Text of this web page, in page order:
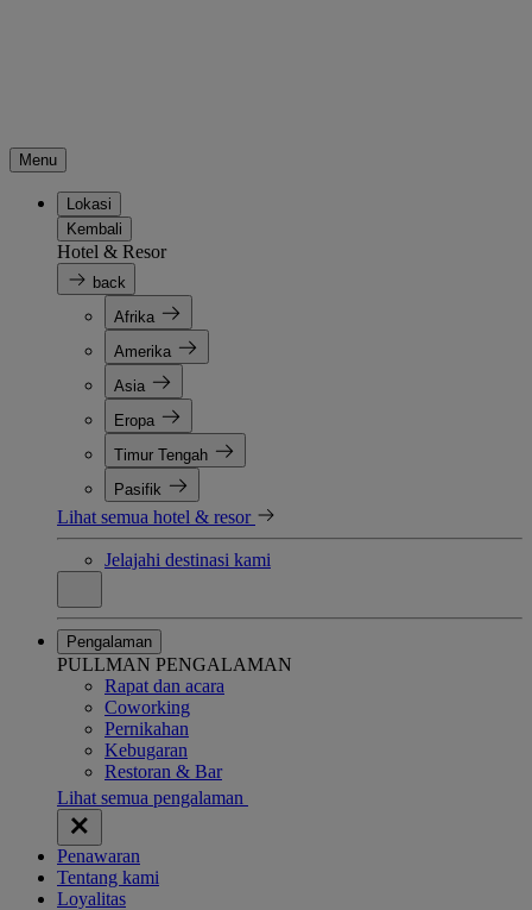
Menu
Lokasi
Kembali
Hotel & Resor
back
Afrika
Amerika
Asia
Eropa
Timur Tengah
Pasifik
Lihat semua hotel & resor
Jelajahi destinasi kami
Pengalaman
PULLMAN PENGALAMAN
Rapat dan acara
Coworking
Pernikahan
Kebugaran
Restoran & Bar
Lihat semua pengalaman
Penawaran
Tentang kami
Loyalitas